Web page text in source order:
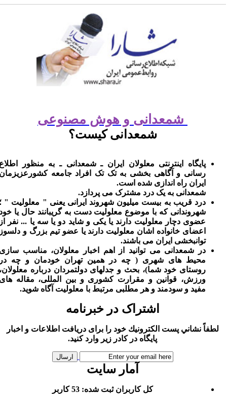
شمعدانی و هوش مصنوعی
شمعدانی کیست؟
پایگاه اینترنتی معلولان ایران ـ شمعدانی ـ به منظور اطلاع
رسانی و آگاهی بخشی به تک تک افراد جامعه کشورعزیزمان
ایران راه اندازی شده است.
شمعدانی به یک درد مشترک می پردازد.
درد قریب به بیست میلیون شهروند ایرانی یعنی " معلولیت " ؛
شهروندانی که با موضوع معلولیت دست به گریبانند حال یا خود
عضوی دچار معلولیت دارند یا یکی و شاید دو یا سه یا ... نفر از
اعضای خانواده اشان معلولیت دارند یا عضو تیم بزرگ و دلسوز
توانبخشی ایران می باشند.
در شمعدانی می توانید از اهم اخبار معلولان، مناسب سازی
محیط های شهری ( چه در همین تهران خودمان و چه در
روستای خود شما)، بحث و جدلهای دولتمردان درباره معلولان،
ورزش، قوانین و مقرارت کشوری و بین المللی، مقاله های
مفید و سودمند و هر مطلبی مرتبط با معلولیت آگاه شوید.
اشتراک در خبرنامه
لطفاً نشاني پست الكترونيك خود را برای دريافت اطلاعات و اخبار
پايگاه در كادر زير وارد كنيد.
آمار سایت
كل کاربران ثبت شده: 53 کاربر